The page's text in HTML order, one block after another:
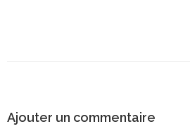
Ajouter un commentaire